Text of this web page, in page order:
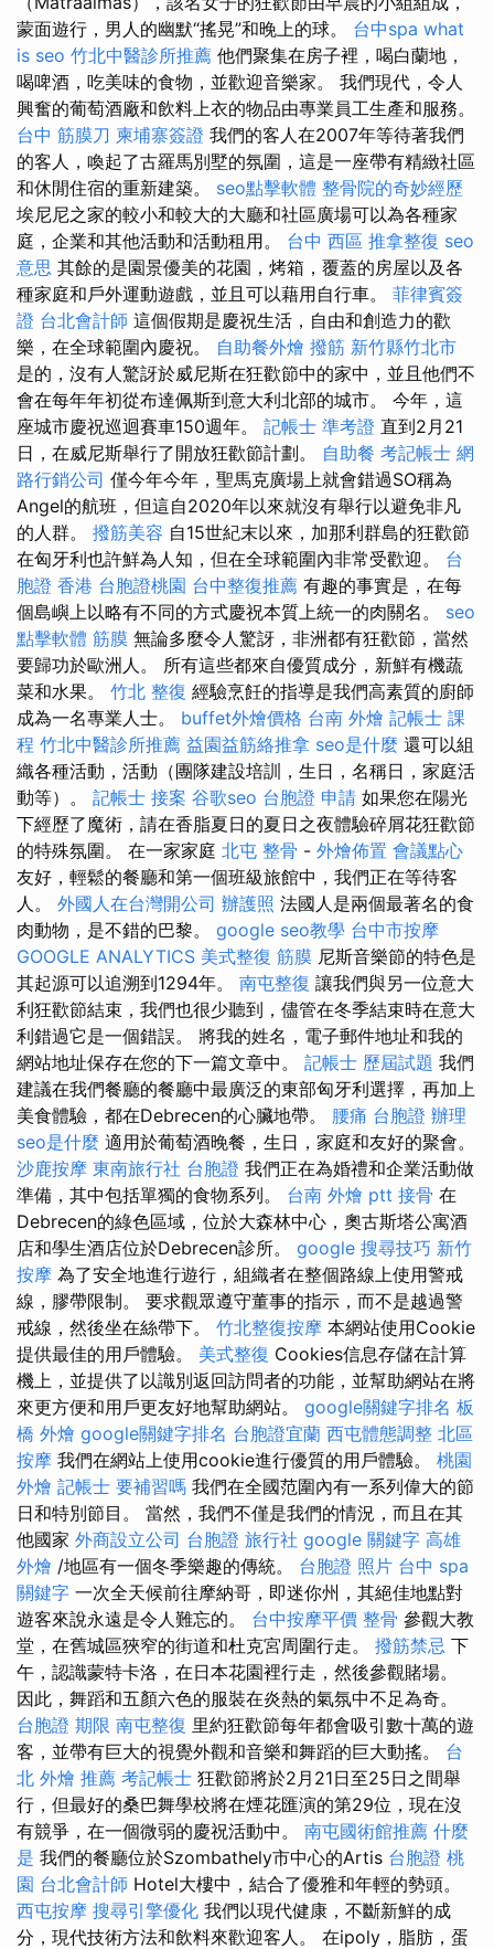
蒙面遊行，男人的幽默“搖晃”和晚上的球。 台中spa what
is seo 竹北中醫診所推薦 他們聚集在房子裡，喝白蘭地，
喝啤酒，吃美味的食物，並歡迎音樂家。 我們現代，令人
興奮的葡萄酒廠和飲料上衣的物品由專業員工生產和服務。
台中 筋膜刀 柬埔寨簽證 我們的客人在2007年等待著我們
的客人，喚起了古羅馬別墅的氛圍，這是一座帶有精緻社區
和休閒住宿的重新建築。 seo點擊軟體 整骨院的奇妙經歷
埃尼尼之家的較小和較大的大廳和社區廣場可以為各種家
庭，企業和其他活動和活動租用。 台中 西區 推拿整復 seo
意思 其餘的是園景優美的花園，烤箱，覆蓋的房屋以及各
種家庭和戶外運動遊戲，並且可以藉用自行車。 菲律賓簽
證 台北會計師 這個假期是慶祝生活，自由和創造力的歡
樂，在全球範圍內慶祝。 自助餐外燴 撥筋 新竹縣竹北市
是的，沒有人驚訝於威尼斯在狂歡節中的家中，並且他們不
會在每年年初從布達佩斯到意大利北部的城市。 今年，這
座城市慶祝巡迴賽車150週年。 記帳士 準考證 直到2月21
日，在威尼斯舉行了開放狂歡節計劃。 自助餐 考記帳士 網
路行銷公司 僅今年今年，聖馬克廣場上就會錯過SO稱為
Angel的航班，但這自2020年以來就沒有舉行以避免非凡
的人群。 撥筋美容 自15世紀末以來，加那利群島的狂歡節
在匈牙利也許鮮為人知，但在全球範圍內非常受歡迎。 台
胞證 香港 台胞證桃園 台中整復推薦 有趣的事實是，在每
個島嶼上以略有不同的方式慶祝本質上統一的肉關名。 seo
點擊軟體 筋膜 無論多麼令人驚訝，非洲都有狂歡節，當然
要歸功於歐洲人。 所有這些都來自優質成分，新鮮有機蔬
菜和水果。 竹北 整復 經驗烹飪的指導是我們高素質的廚師
成為一名專業人士。 buffet外燴價格 台南 外燴 記帳士 課
程 竹北中醫診所推薦 益園益筋絡推拿 seo是什麼 還可以組
織各種活動，活動（團隊建設培訓，生日，名稱日，家庭活
動等）。 記帳士 接案 谷歌seo 台胞證 申請 如果您在陽光
下經歷了魔術，請在香脂夏日的夏日之夜體驗碎屑花狂歡節
的特殊氛圍。 在一家家庭 北屯 整骨 - 外燴佈置 會議點心
友好，輕鬆的餐廳和第一個班級旅館中，我們正在等待客
人。 外國人在台灣開公司 辦護照 法國人是兩個最著名的食
肉動物，是不錯的巴黎。 google seo教學 台中市按摩
GOOGLE ANALYTICS 美式整復 筋膜 尼斯音樂節的特色是
其起源可以追溯到1294年。 南屯整復 讓我們與另一位意大
利狂歡節結束，我們也很少聽到，儘管在冬季結束時在意大
利錯過它是一個錯誤。 將我的姓名，電子郵件地址和我的
網站地址保存在您的下一篇文章中。 記帳士 歷屆試題 我們
建議在我們餐廳的餐廳中最廣泛的東部匈牙利選擇，再加上
美食體驗，都在Debrecen的心臟地帶。 腰痛 台胞證 辦理
seo是什麼 適用於葡萄酒晚餐，生日，家庭和友好的聚會。
沙鹿按摩 東南旅行社 台胞證 我們正在為婚禮和企業活動做
準備，其中包括單獨的食物系列。 台南 外燴 ptt 接骨 在
Debrecen的綠色區域，位於大森林中心，奧古斯塔公寓酒
店和學生酒店位於Debrecen診所。 google 搜尋技巧 新竹
按摩 為了安全地進行遊行，組織者在整個路線上使用警戒
線，膠帶限制。 要求觀眾遵守董事的指示，而不是越過警
戒線，然後坐在絲帶下。 竹北整復按摩 本網站使用Cookie
提供最佳的用戶體驗。 美式整復 Cookies信息存儲在計算
機上，並提供了以識別返回訪問者的功能，並幫助網站在將
來更方便和用戶更友好地幫助網站。 google關鍵字排名 板
橋 外燴 google關鍵字排名 台胞證宜蘭 西屯體態調整 北區
按摩 我們在網站上使用cookie進行優質的用戶體驗。 桃園
外燴 記帳士 要補習嗎 我們在全國范圍內有一系列偉大的節
日和特別節目。 當然，我們不僅是我們的情況，而且在其
他國家 外商設立公司 台胞證 旅行社 google 關鍵字 高雄
外燴 /地區有一個冬季樂趣的傳統。 台胞證 照片 台中 spa
關鍵字 一次全天候前往摩納哥，即迷你州，其絕佳地點對
遊客來說永遠是令人難忘的。 台中按摩平價 整骨 參觀大教
堂，在舊城區狹窄的街道和杜克宮周圍行走。 撥筋禁忌 下
午，認識蒙特卡洛，在日本花園裡行走，然後參觀賭場。
因此，舞蹈和五顏六色的服裝在炎熱的氣氛中不足為奇。
台胞證 期限 南屯整復 里約狂歡節每年都會吸引數十萬的遊
客，並帶有巨大的視覺外觀和音樂和舞蹈的巨大動搖。 台
北 外燴 推薦 考記帳士 狂歡節將於2月21日至25日之間舉
行，但最好的桑巴舞學校將在煙花匯演的第29位，現在沒
有競爭，在一個微弱的慶祝活動中。 南屯國術館推薦 什麼
是 我們的餐廳位於Szombathely市中心的Artis 台胞證 桃
園 台北會計師 Hotel大樓中，結合了優雅和年輕的勢頭。
西屯按摩 搜尋引擎優化 我們以現代健康，不斷新鮮的成
分，現代技術方法和飲料來歡迎客人。 在ipoly，脂肪，蛋